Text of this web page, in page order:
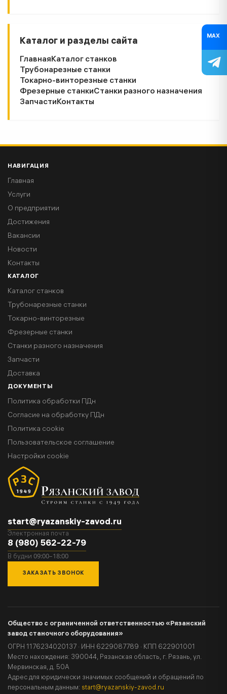
Каталог и разделы сайта
ГлавнаяКаталог станков
Трубонарезные станки
Токарно-винторезные станки
Фрезерные станкиСтанки разного назначения
ЗапчастиКонтакты
start@ryazanskiy-zavod.ru
Электронная почта
8 (980) 562-22-79
В будни 09:00–18:00
ЗАКАЗАТЬ ЗВОНОК
НАВИГАЦИЯ
Главная
Услуги
О предприятии
Достижения
Вакансии
Новости
Контакты
КАТАЛОГ
Каталог станков
Трубонарезные станки
Токарно-винторезные
Фрезерные станки
Станки разного назначения
Запчасти
Доставка
ДОКУМЕНТЫ
Политика обработки ПДн
Согласие на обработку ПДн
Политика cookie
Пользовательское соглашение
Настройки cookie
Общество с ограниченной ответственностью «Рязанский
завод станочного оборудования»
ОГРН 1176234020137 · ИНН 6229087789 · КПП 622901001
Место нахождения: 390044, Рязанская область, г. Рязань, ул.
Мервинская, д. 50А
Адрес для юридически значимых сообщений и обращений по
персональным данным: start@ryazanskiy-zavod.ru
MAX